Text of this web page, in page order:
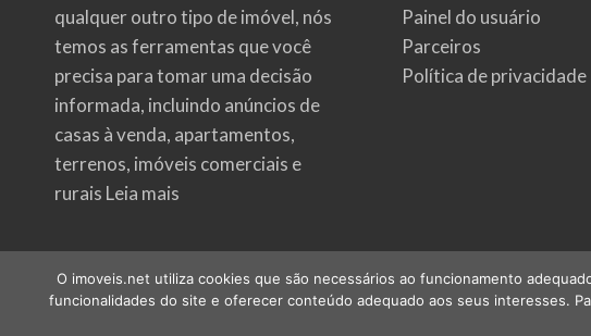
qualquer outro tipo de imóvel, nós
temos as ferramentas que você
precisa para tomar uma decisão
informada, incluindo anúncios de
casas à venda, apartamentos,
terrenos, imóveis comerciais e
rurais Leia mais
Painel do usuário
Parceiros
Política de privacidade
©
O imoveis.net utiliza cookies que são necessários ao funcionamento
funcionalidades do site e oferecer conteúdo adequado aos seus interesses.